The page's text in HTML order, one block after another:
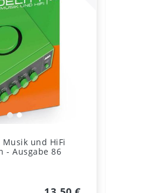
und HiFi
- Ausgabe 86